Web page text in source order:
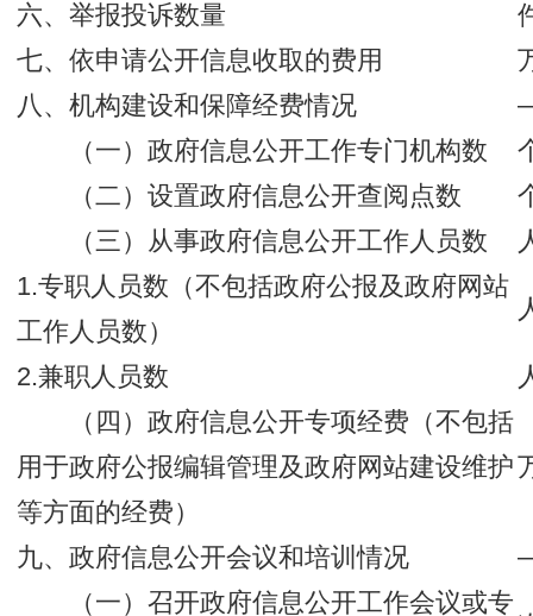
六、举报投诉数量
七、依申请公开信息收取的费用
八、机构建设和保障经费情况
（一）政府信息公开工作专门机构数
（二）设置政府信息公开查阅点数
（三）从事政府信息公开工作人员数
1.专职人员数（不包括政府公报及政府网站
工作人员数）
2.兼职人员数
（四）政府信息公开专项经费（不包括
用于政府公报编辑管理及政府网站建设维护
等方面的经费）
九、政府信息公开会议和培训情况
（一）召开政府信息公开工作会议或专